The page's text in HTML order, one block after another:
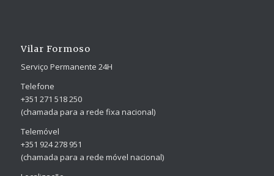
Vilar Formoso
Serviço Permanente 24H
Telefone
+351 271 518 250
(chamada para a rede fixa nacional)
Telemóvel
+351 924 278 951
(chamada para a rede móvel nacional)